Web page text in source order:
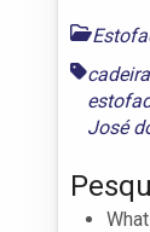
José